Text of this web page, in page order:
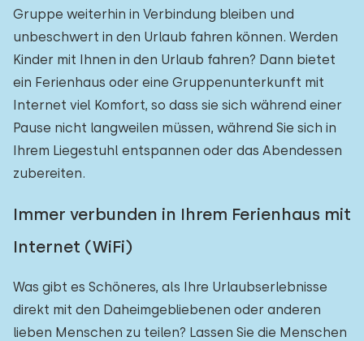
Gruppe weiterhin in Verbindung bleiben und
unbeschwert in den Urlaub fahren können. Werden
Kinder mit Ihnen in den Urlaub fahren? Dann bietet
ein Ferienhaus oder eine Gruppenunterkunft mit
Internet viel Komfort, so dass sie sich während einer
Pause nicht langweilen müssen, während Sie sich in
Ihrem Liegestuhl entspannen oder das Abendessen
zubereiten.
Immer verbunden in Ihrem Ferienhaus mit
Internet (WiFi)
Was gibt es Schöneres, als Ihre Urlaubserlebnisse
direkt mit den Daheimgebliebenen oder anderen
lieben Menschen zu teilen? Lassen Sie die Menschen